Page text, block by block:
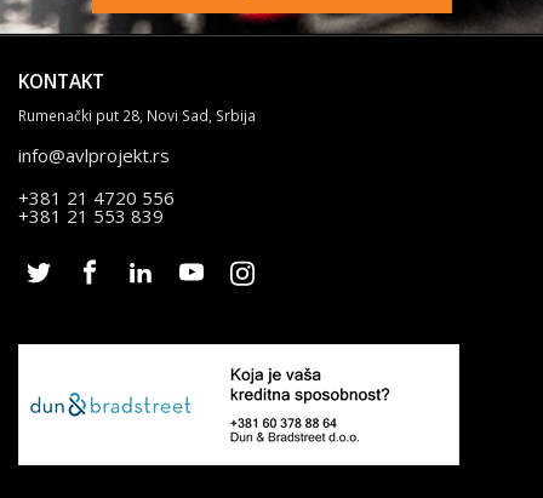
KONTAKT
Rumenački put 28, Novi Sad, Srbija
info@avlprojekt.rs
+381 21 4720 556
+381 21 553 839